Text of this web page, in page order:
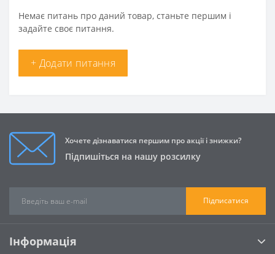
Немає питань про даний товар, станьте першим і
задайте своє питання.
+ Додати питання
Хочете дізнаватися першим про акції і знижки?
Підпишіться на нашу розсилку
Підписатися
Інформація